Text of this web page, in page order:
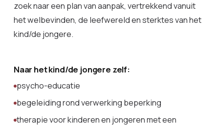
zoek naar een plan van aanpak, vertrekkend vanuit
het welbevinden, de leefwereld en sterktes van het
kind/de jongere.
Naar het kind/de jongere zelf:
psycho-educatie
begeleiding rond verwerking beperking
therapie voor kinderen en jongeren met een